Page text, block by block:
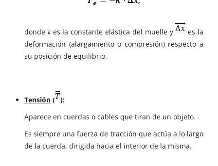
donde 𝑘 es la constante elástica del muelle y
es la
deformación (alargamiento o compresión) respecto a
su posición de equilibrio.
Tensión (
):
Aparece en cuerdas o cables que tiran de un objeto.
Es siempre una fuerza de tracción que actúa a lo largo
de la cuerda, dirigida hacia el interior de la misma.